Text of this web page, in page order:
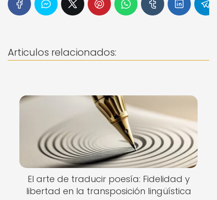
Articulos relacionados:
El arte de traducir poesía: Fidelidad y
libertad en la transposición lingüística